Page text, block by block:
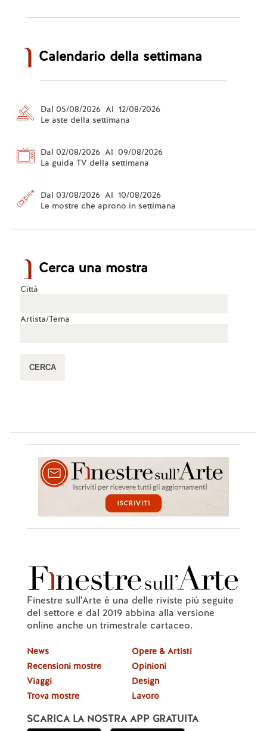
Calendario della settimana
Dal 05/08/2026 Al 12/08/2026
Le aste della settimana
Dal 02/08/2026 Al 09/08/2026
La guida TV della settimana
Dal 03/08/2026 Al 10/08/2026
Le mostre che aprono in settimana
Cerca una mostra
Città
Artista/Tema
Finestre sull'Arte è una delle riviste più seguite
del settore e dal 2019 abbina alla versione
online anche un trimestrale cartaceo.
News
Recensioni mostre
Viaggi
Trova mostre
Opere & Artisti
Opinioni
Design
Lavoro
SCARICA LA NOSTRA APP GRATUITA